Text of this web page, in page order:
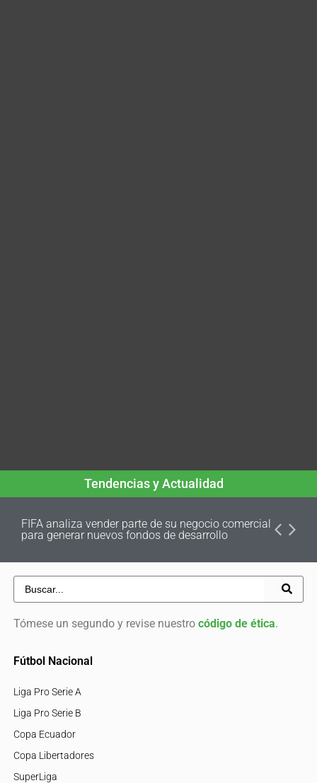
Tendencias y Actualidad
FIFA analiza vender parte de su negocio comercial
para generar nuevos fondos de desarrollo
Tómese un segundo y revise nuestro código de ética.
Fútbol Nacional
Liga Pro Serie A
Liga Pro Serie B
Copa Ecuador
Copa Libertadores
SuperLiga